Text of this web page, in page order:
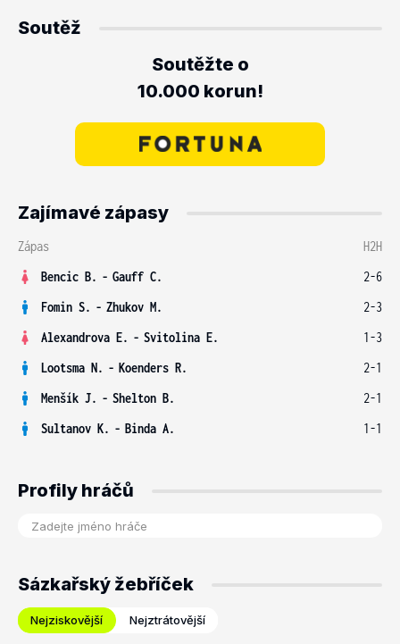
Soutěž
Soutěžte o
10.000 korun!
Zajímavé zápasy
Zápas
H2H
Bencic B. - Gauff C.
2-6
Fomin S. - Zhukov M.
2-3
Alexandrova E. - Svitolina E.
1-3
Lootsma N. - Koenders R.
2-1
Menšík J. - Shelton B.
2-1
Sultanov K. - Binda A. 1-1
Profily hráčů
Sázkařský žebříček
Nejziskovější Nejztrátovější